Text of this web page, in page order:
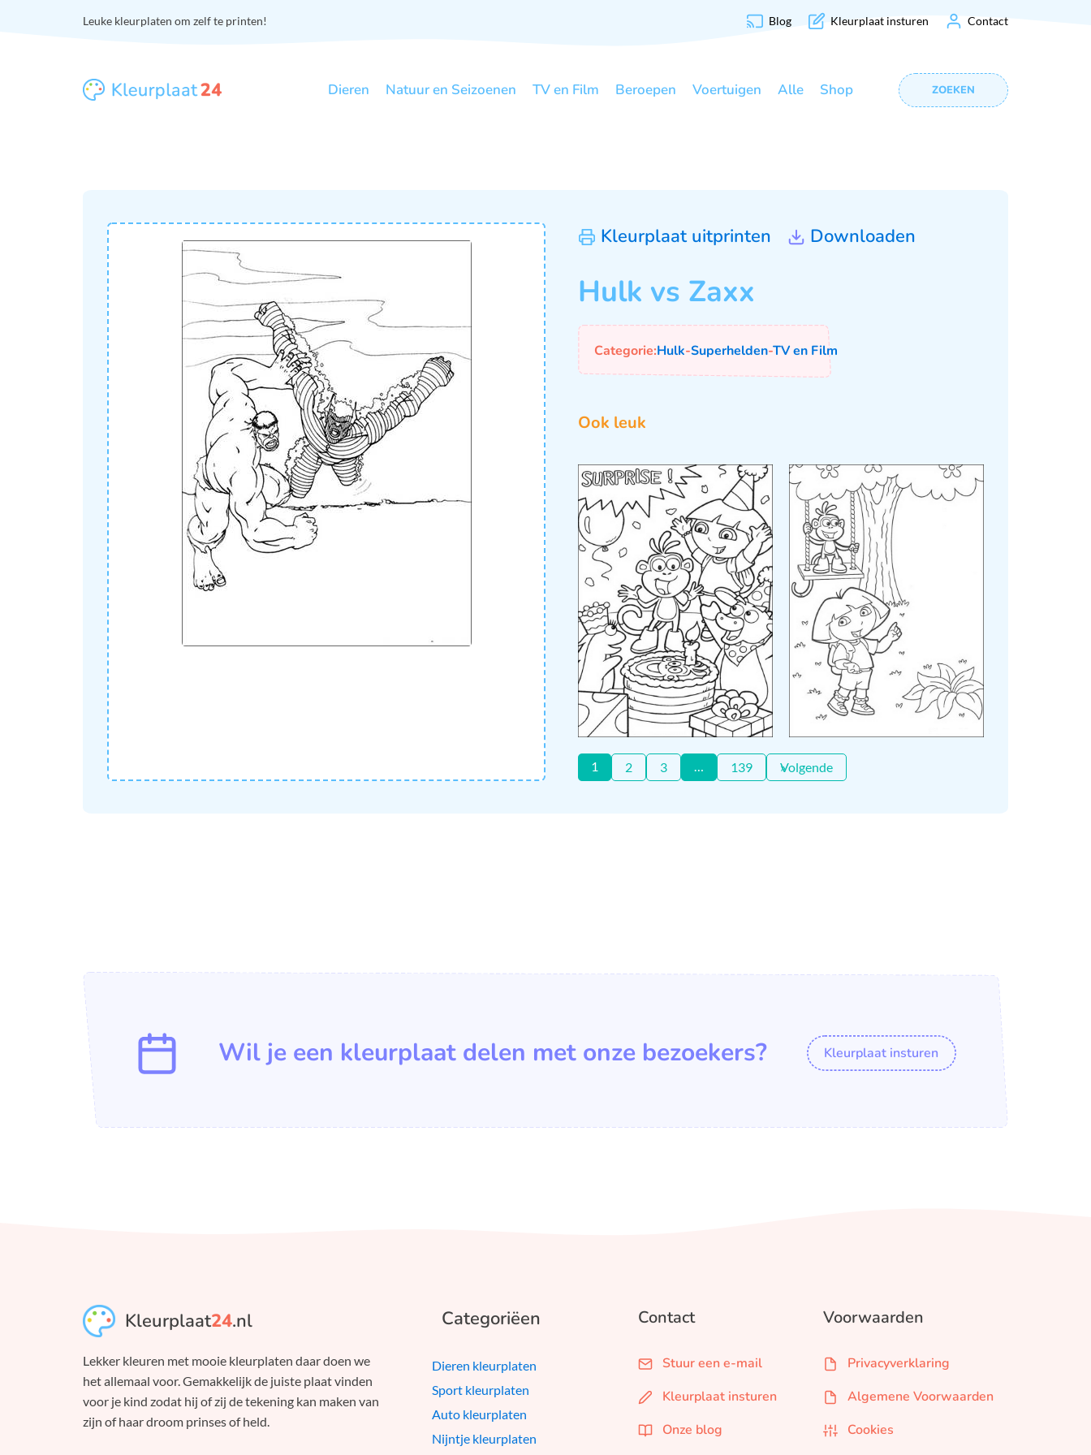
Leuke kleurplaten om zelf te printen! Blog Kleurplaat insturen Contact
Dieren Natuur en Seizoenen TV en Film Beroepen Voertuigen Alle Shop ZOEKEN
Kleurplaat uitprinten Downloaden
Hulk vs Zaxx
Categorie:Hulk-Superhelden-TV en Film
Ook leuk
1 2 3 … 139 Volgende »
Wil je een kleurplaat delen met onze bezoekers? Kleurplaat insturen
Kleurplaat24.nl
Lekker kleuren met mooie kleurplaten daar doen we
het allemaal voor. Gemakkelijk de juiste plaat vinden
voor je kind zodat hij of zij de tekening kan maken van
zijn of haar droom prinses of held.
Categoriëen
Dieren kleurplaten
Sport kleurplaten
Auto kleurplaten
Nijntje kleurplaten
Contact
Stuur een e-mail
Kleurplaat insturen
Onze blog
Voorwaarden
Privacyverklaring
Algemene Voorwaarden
Cookies